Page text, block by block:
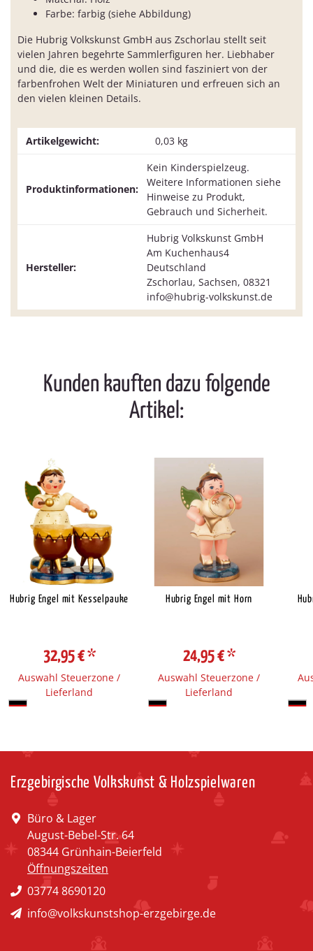
Farbe: farbig (siehe Abbildung)
Die Hubrig Volkskunst GmbH aus Zschorlau stellt seit
vielen Jahren begehrte Sammlerfiguren her. Liebhaber
und die, die es werden wollen sind fasziniert von der
farbenfrohen Welt der Miniaturen und erfreuen sich an
den vielen kleinen Details.
Artikelgewicht: 0,03 kg
Produktinformationen:
Kein Kinderspielzeug.
Weitere Informationen siehe
Hinweise zu Produkt,
Gebrauch und Sicherheit.
Hersteller:
Hubrig Volkskunst GmbH
Am Kuchenhaus4
Deutschland
Zschorlau, Sachsen, 08321
info@hubrig-volkskunst.de
Kunden kauften dazu folgende
Artikel:
Hubrig Engel mit Kesselpauke
32,95 €*
Auswahl Steuerzone /
Lieferland
Hubrig Engel mit Horn
24,95 €*
Auswahl Steuerzone /
Lieferland
Erzgebirgische Volkskunst & Holzspielwaren
Büro & Lager
August-Bebel-Str. 64
08344 Grünhain-Beierfeld
Öffnungszeiten
03774 8690120
info@volkskunstshop-erzgebirge.de